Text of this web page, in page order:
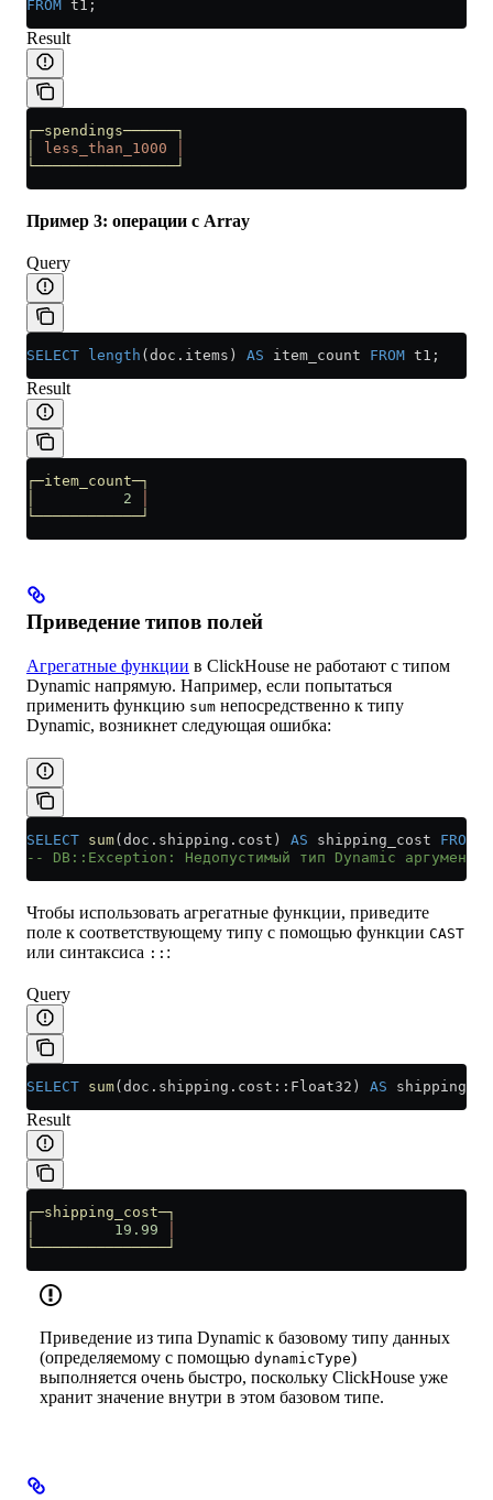
FROM t1;
Result
┌─spendings──────┐
less_than_1000
└────────────────┘
Пример 3: операции с Array
Query
SELECT length ( doc . items ) AS item_count FROM t1;
Result
┌─item_count─┐
          2
└────────────┘
Приведение типов полей
Агрегатные функции в ClickHouse не работают с типом
Dynamic напрямую. Например, если попытаться
применить функцию sum непосредственно к типу
Dynamic, возникнет следующая ошибка:
SELECT sum( doc . shipping .cost) AS shipping_cost FROM
-- DB::Exception: Недопустимый тип Dynamic аргумента
Чтобы использовать агрегатные функции, приведите
поле к соответствующему типу с помощью функции CAST
или синтаксиса :: :
Query
SELECT sum( doc . shipping .cost::Float32) AS
Result
┌─shipping_cost─┐
         19.99
└───────────────┘
Приведение из типа Dynamic к базовому типу данных
(определяемому с помощью dynamicType)
выполняется очень быстро, поскольку ClickHouse уже
хранит значение внутри в этом базовом типе.